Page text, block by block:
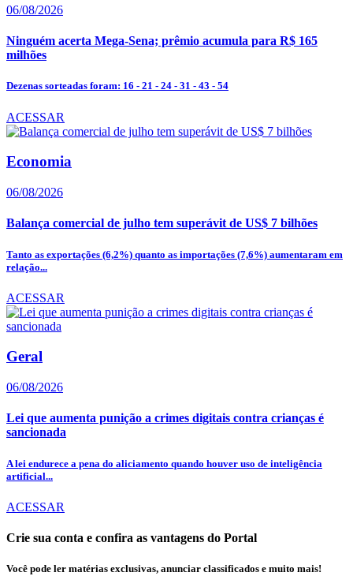
06/08/2026
Ninguém acerta Mega-Sena; prêmio acumula para R$ 165
milhões
Dezenas sorteadas foram: 16 - 21 - 24 - 31 - 43 - 54
ACESSAR
Economia
06/08/2026
Balança comercial de julho tem superávit de US$ 7 bilhões
Tanto as exportações (6,2%) quanto as importações (7,6%) aumentaram em
relação...
ACESSAR
Geral
06/08/2026
Lei que aumenta punição a crimes digitais contra crianças é
sancionada
A lei endurece a pena do aliciamento quando houver uso de inteligência
artificial...
ACESSAR
Crie sua conta e confira as vantagens do Portal
Você pode ler matérias exclusivas, anunciar classificados e muito mais!